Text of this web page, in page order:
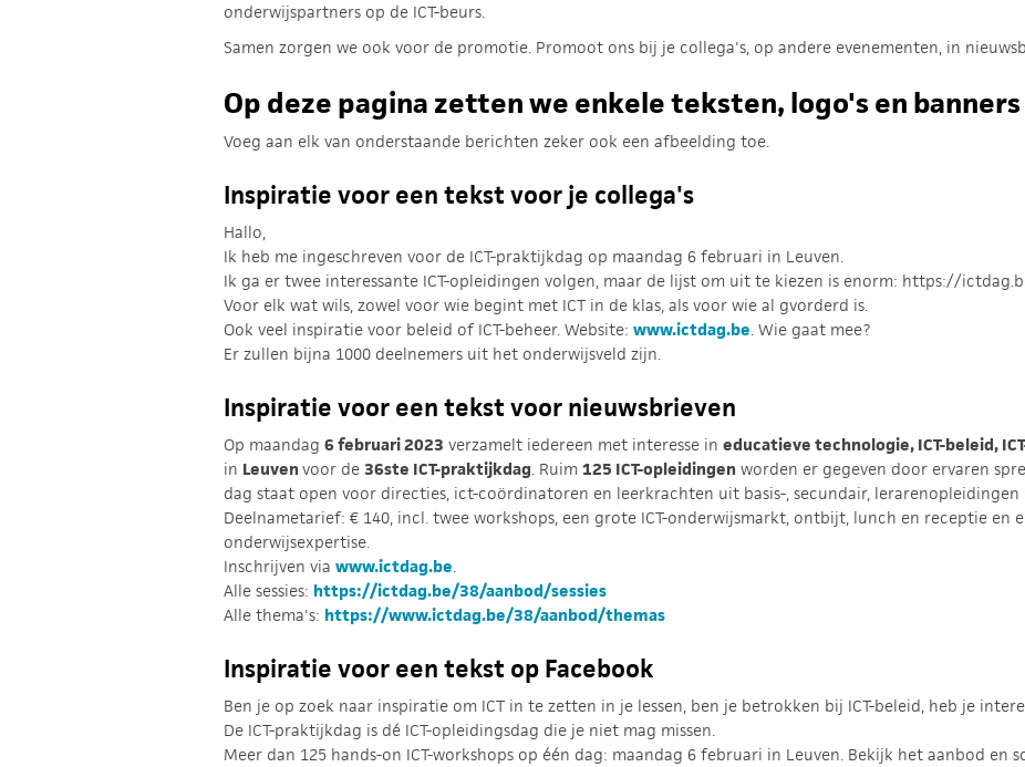
onderwijspartners op de ICT-beurs.
Samen zorgen we ook voor de promotie. Promoot ons bij je collega's, op andere evenementen, in
Op deze pagina zetten we enkele teksten, logo's en
Voeg aan elk van onderstaande berichten zeker ook een afbeelding toe.
Inspiratie voor een tekst voor je collega's
Hallo,
Ik heb me ingeschreven voor de ICT-praktijkdag op maandag 6 februari in Leuven.
Ik ga er twee interessante ICT-opleidingen volgen, maar de lijst om uit te kiezen is enorm: https://
Voor elk wat wils, zowel voor wie begint met ICT in de klas, als voor wie al gvorderd is.
Ook veel inspiratie voor beleid of ICT-beheer. Website: www.ictdag.be. Wie gaat mee?
Er zullen bijna 1000 deelnemers uit het onderwijsveld zijn.
Inspiratie voor een tekst voor nieuwsbrieven
Op maandag 6 februari 2023 verzamelt iedereen met interesse in educatieve technologie, ICT-beleid,
in Leuven voor de 36ste ICT-praktijkdag. Ruim 125 ICT-opleidingen worden er gegeven door ervaren
dag staat open voor directies, ict-coördinatoren en leerkrachten uit basis-, secundair, lerarenopleidingen
Deelnametarief: € 140, incl. twee workshops, een grote ICT-onderwijsmarkt, ontbijt, lunch en receptie en
onderwijsexpertise.
Inschrijven via www.ictdag.be.
Alle sessies: https://ictdag.be/38/aanbod/sessies
Alle thema's: https://www.ictdag.be/38/aanbod/themas
Inspiratie voor een tekst op Facebook
Ben je op zoek naar inspiratie om ICT in te zetten in je lessen, ben je betrokken bij ICT-beleid, heb je
De ICT-praktijkdag is dé ICT-opleidingsdag die je niet mag missen.
Meer dan 125 hands-on ICT-workshops op één dag: maandag 6 februari in Leuven. Bekijk het aanbod en